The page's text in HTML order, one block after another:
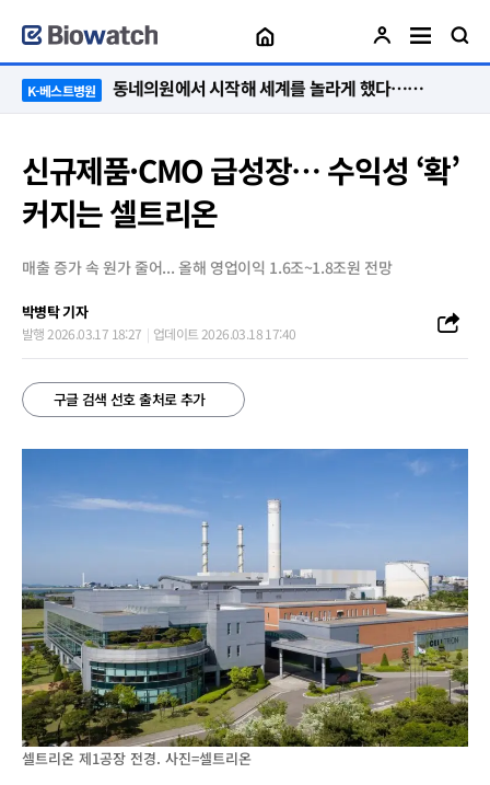
K-베스트병원 “절대 먼저 말하지 않아요. 대신 먼저 듣습니다”
신규제품·CMO 급성장… 수익성 ‘확’
커지는 셀트리온
매출 증가 속 원가 줄어... 올해 영업이익 1.6조~1.8조원 전망
박병탁 기자
발행 2026.03.17 18:27 업데이트 2026.03.18 17:40
구글 검색 선호 출처로 추가
셀트리온 제1공장 전경. 사진=셀트리온